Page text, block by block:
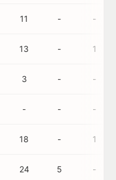
11 - -
13 - 1
3 - -
- - -
18 - 1
24 5 -